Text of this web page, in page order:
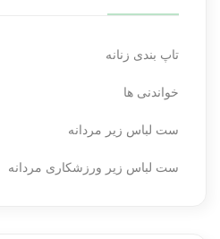
تاپ بندی زنانه
خواندنی ها
ست لباس زیر مردانه
ست لباس زیر ورزشکاری مردانه